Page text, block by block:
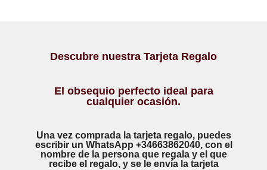
Descubre nuestra Tarjeta Regalo
El obsequio perfecto ideal para
cualquier ocasión.
Una vez comprada la tarjeta regalo, puedes
escribir un WhatsApp +34663862040, con el
nombre de la persona que regala y el que
recibe el regalo, y se le envía la tarjeta